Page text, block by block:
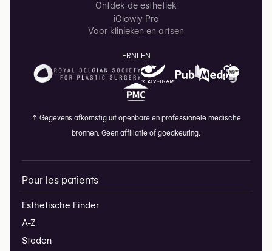
Ontdek de esthetiek
iGlowly Pro
Voor klinieken en artsen
FRNLEN
↑ Gegevens afkomstig uit openbare en professionele medische
bronnen. Geen affiliatie of goedkeuring.
Pour les patients
Esthetische Finder
A-Z
Steden